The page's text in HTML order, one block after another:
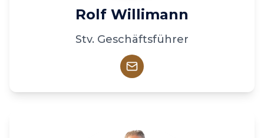
Rolf Willimann
Stv. Geschäftsführer